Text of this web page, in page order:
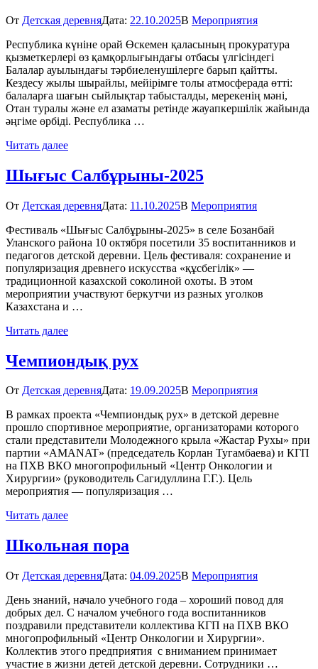
От Детская деревняДата: 22.10.2025В Мероприятия
Республика күніне орай Өскемен қаласының прокуратура
қызметкерлері өз қамқорлығындағы отбасы үлгісіндегі
Балалар ауылындағы тәрбиеленушілерге барып қайтты.
Кездесу жылы шырайлы, мейірімге толы атмосферада өтті:
балаларға шағын сыйлықтар табысталды, мерекенің мәні,
Отан туралы және ел азаматы ретінде жауапкершілік жайында
әңгіме өрбіді. Республика …
Читать далее
Шығыс Салбұрыны-2025
От Детская деревняДата: 11.10.2025В Мероприятия
Фестиваль «Шығыс Салбұрыны-2025» в селе Бозанбай
Уланского района 10 октября посетили 35 воспитанников и
педагогов детской деревни. Цель фестиваля: сохранение и
популяризация древнего искусства «құсбегілік» —
традиционной казахской соколиной охоты. В этом
мероприятии участвуют беркутчи из разных уголков
Казахстана и …
Читать далее
Чемпиондық рух
От Детская деревняДата: 19.09.2025В Мероприятия
В рамках проекта «Чемпиондық рух» в детской деревне
прошло спортивное мероприятие, организаторами которого
стали представители Молодежного крыла «Жастар Рухы» при
партии «AMANAT» (председатель Корлан Тугамбаева) и КГП
на ПХВ ВКО многопрофильный «Центр Онкологии и
Хирургии» (руководитель Сагидуллина Г.Г.). Цель
мероприятия — популяризация …
Читать далее
Школьная пора
От Детская деревняДата: 04.09.2025В Мероприятия
День знаний, начало учебного года – хороший повод для
добрых дел. С началом учебного года воспитанников
поздравили представители коллектива КГП на ПХВ ВКО
многопрофильный «Центр Онкологии и Хирургии».
Коллектив этого предприятия с вниманием принимает
участие в жизни детей детской деревни. Сотрудники …